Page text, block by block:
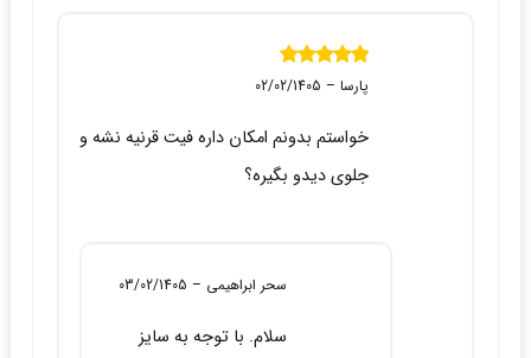
نمره 5 از 5 پارسا –
02/02/1405
خواستم بدونم امکان داره فیت قرنیه نشه و
جلوی دیدو بگیره؟
سحر ابراهیمی –
03/02/1405
سلام. با توجه به سایز